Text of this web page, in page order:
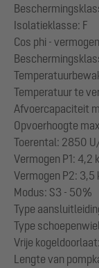
Isolatieklasse: F
Cos phi -
Temperatuur te
Afvoercapaciteit
Opvoerhoogte
Toerental: 2850
Vermogen P1: 4,2
Vermogen P2: 3,5
Modus: S3 - 50%
Type
Type
Vrije
Lengte van